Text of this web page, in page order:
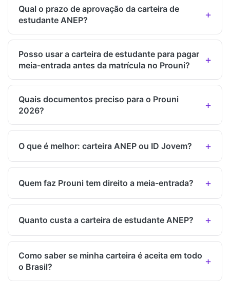
Qual o prazo de aprovação da carteira de
estudante ANEP?
Posso usar a carteira de estudante para pagar
meia-entrada antes da matrícula no Prouni?
Quais documentos preciso para o Prouni
2026?
O que é melhor: carteira ANEP ou ID Jovem?
Quem faz Prouni tem direito a meia-entrada?
Quanto custa a carteira de estudante ANEP?
Como saber se minha carteira é aceita em todo
o Brasil?